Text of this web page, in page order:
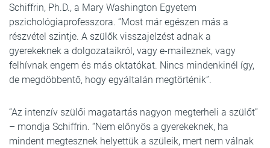
Schiffrin, Ph.D., a Mary Washington Egyetem
pszichológiaprofesszora. “Most már egészen más a
részvétel szintje. A szülők visszajelzést adnak a
gyerekeknek a dolgozataikról, vagy e-maileznek, vagy
felhívnak engem és más oktatókat. Nincs mindenkinél így,
de megdöbbentő, hogy egyáltalán megtörténik”.
“Az intenzív szülői magatartás nagyon megterheli a szülőt”
– mondja Schiffrin. “Nem előnyös a gyerekeknek, ha
mindent megtesznek helyettük a szüleik, mert nem válnak